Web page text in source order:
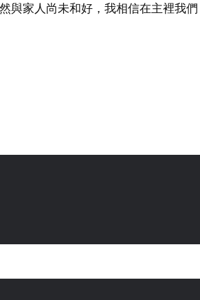
與家人尚未和好，我相信在主裡我們